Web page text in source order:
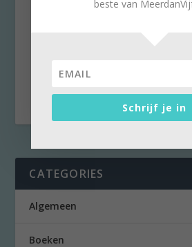
Zomer in Zuid-
Weer en vooral wind hebben
CATEGORIES
Algemeen
Boeken
beste van
Schrijf je in